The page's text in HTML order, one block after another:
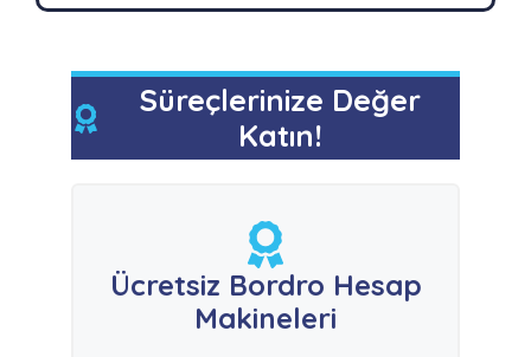
Süreçlerinize Değer
Katın!
Ücretsiz Bordro Hesap
Makineleri